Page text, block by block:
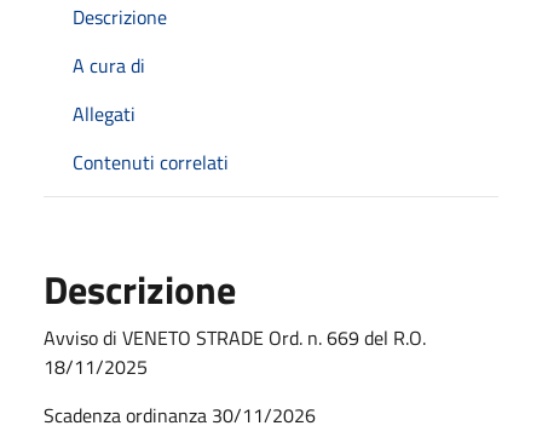
Descrizione
A cura di
Allegati
Contenuti correlati
Descrizione
Avviso di VENETO STRADE Ord. n. 669 del R.O.
18/11/2025
Scadenza ordinanza 30/11/2026